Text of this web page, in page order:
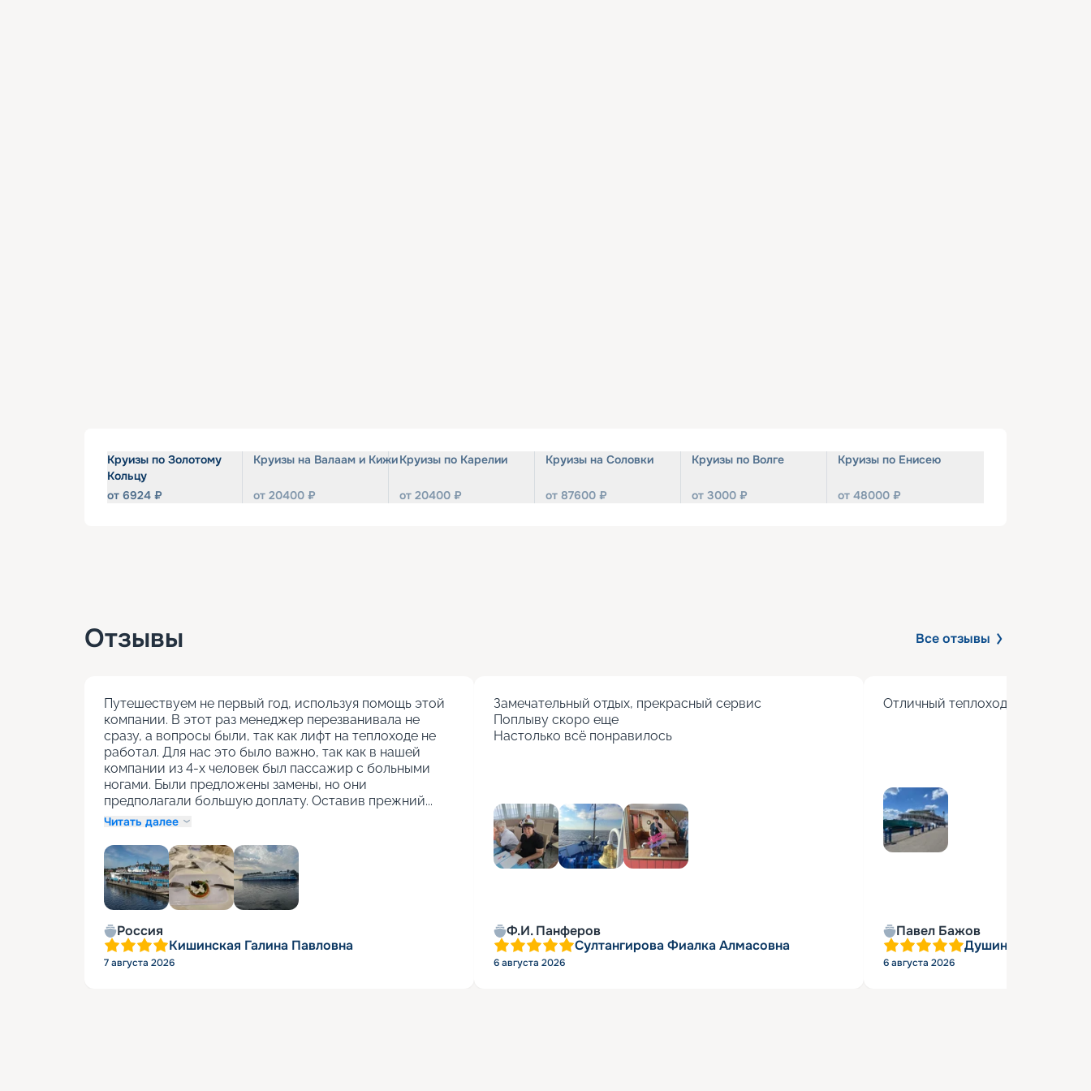
Круизы по Золотому
Кольцу
от 6924 ₽
Круизы на Валаам и Кижи
от 20400 ₽
Круизы по Карелии
от 20400 ₽
Круизы на Соловки
от 87600 ₽
Круизы по Волге
от 3000 ₽
Круизы по Енисею
от 48000 ₽
Отзывы Все отзывы
Путешествуем не первый год, используя помощь этой
компании. В этот раз менеджер перезванивала не
сразу, а вопросы были, так как лифт на теплоходе не
работал. Для нас это было важно, так как в нашей
компании из 4-х человек был пассажир с больными
ногами. Были предложены замены, но они
предполагали большую доплату. Оставив прежний...
Читать далее
Россия
Кишинская Галина Павловна
7 августа 2026
Замечательный отдых, прекрасный сервис
Поплыву скоро еще
Настолько всё понравилось
Ф.И. Панферов
Султангирова Фиалка Алмасовна
6 августа 2026
Отличный теплоход с хорошим
Павел Бажов
Душин Александр
6 августа 2026